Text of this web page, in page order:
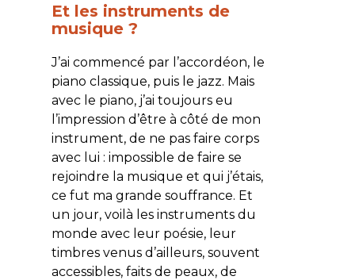
Et les instruments de
musique ?
J’ai commencé par l’accordéon, le
piano classique, puis le jazz. Mais
avec le piano, j’ai toujours eu
l’impression d’être à côté de mon
instrument, de ne pas faire corps
avec lui : impossible de faire se
rejoindre la musique et qui j’étais,
ce fut ma grande souffrance. Et
un jour, voilà les instruments du
monde avec leur poésie, leur
timbres venus d’ailleurs, souvent
accessibles, faits de peaux, de